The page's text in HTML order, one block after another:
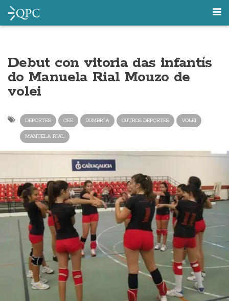
Debut con vitoria das infantís
do Manuela Rial Mouzo de
volei
DEPORTES CEE DUMBRÍA OUTROS DEPORTES VOLEI
MANUELA RIAL